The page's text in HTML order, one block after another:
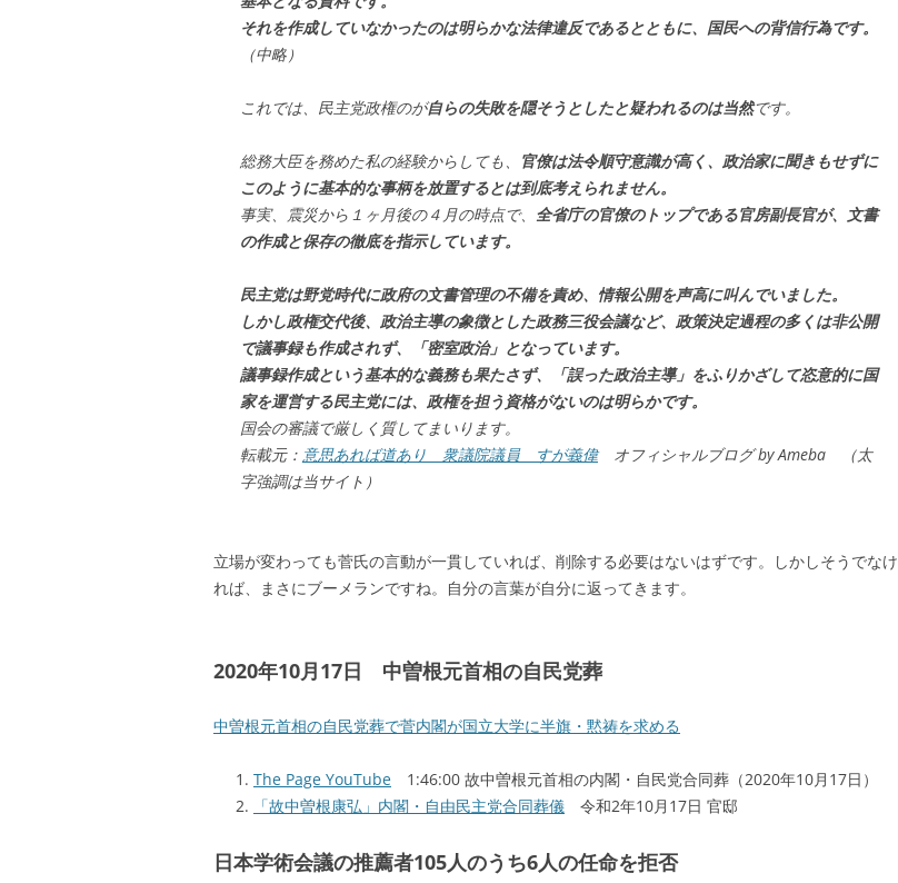
それを作成していなかったのは明らかな法律違反であるとともに、国民への背信行為です。
（中略）
これでは、民主党政権のが自らの失敗を隠そうとしたと疑われるのは当然です。
総務大臣を務めた私の経験からしても、
官僚は法令順守意識が高く、政治家に聞きもせずに
このように基本的な事柄を放置するとは到底考えられません。
事実、震災から１ヶ月後の４月の時点で、 全省庁の官僚のトップである官房副長官が、文書
の作成と保存の徹底を指示しています。
民主党は野党時代に政府の文書管理の不備を責め、情報公開を声高に叫んでいました。
しかし政権交代後、政治主導の象徴とした政務三役会議など、政策決定過程の多くは非公開
で議事録も作成されず、「密室政治」となっています。
議事録作成という基本的な義務も果たさず、「誤った政治主導」をふりかざして恣意的に国
家を運営する民主党には、政権を担う資格がないのは明らかです。
国会の審議で厳しく質してまいります。
転載元： 意思あれば道あり 衆議院議員 すが義偉オフィシャルブログ by Ameba （太
字強調は当サイト）
立場が変わっても菅氏の言動が一貫していれば、削除する必要はないはずです。しかしそうでなけ
れば、まさにブーメランですね。自分の言葉が自分に返ってきます。
2020年10月17日 中曽根元首相の自民党葬
中曽根元首相の自民党葬で菅内閣が国立大学に半旗・黙祷を求める
The Page YouTube 1:46:00 故中曽根元首相の内閣・自民党合同葬（2020年10月17日）
「故中曽根康弘」内閣・自由民主党合同葬儀 令和2年10月17日 官邸
日本学術会議の推薦者105人のうち6人の任命を拒否